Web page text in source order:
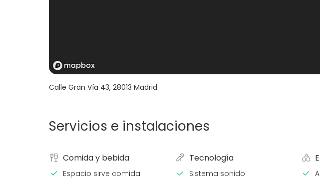
Calle Gran Vía 43, 28013 Madrid
Servicios e instalaciones
Comida y bebida
Espacio sirve comida
Tecnología
Sistema sonido